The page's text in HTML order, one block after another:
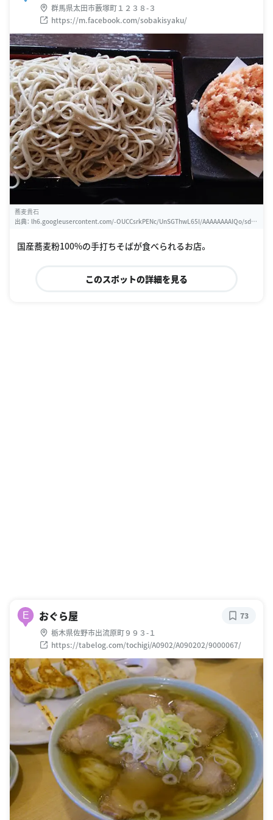
群馬県太田市藪塚町１２３８-３
https://m.facebook.com/sobakisyaku/
蕎麦貴石
出典： lh6.googleusercontent.com/-OUCCsrkPENc/UnSGThwL65I/AAAAAAAAIQo/sdw
国産蕎麦粉100%の手打ちそばが食べられるお店。
このスポットの詳細を見る
E おぐら屋
栃木県佐野市出流原町９９３-１
https://tabelog.com/tochigi/A0902/A090202/9000067/
73